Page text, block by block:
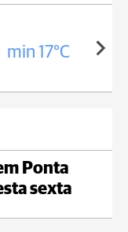
min 17°C
Ponta
sexta